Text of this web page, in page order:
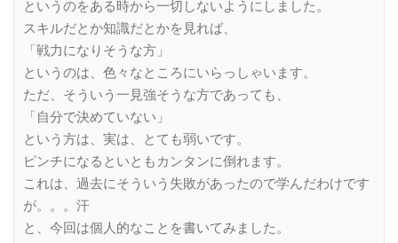
というのをある時から一切しないようにしました。
スキルだとか知識だとかを見れば、
「戦力になりそうな方」
というのは、色々なところにいらっしゃいます。
ただ、そういう一見強そうな方であっても、
「自分で決めていない」
という方は、実は、とても弱いです。
ピンチになるといともカンタンに倒れます。
これは、過去にそういう失敗があったので学んだわけです
が。。。汗
と、今回は個人的なことを書いてみました。